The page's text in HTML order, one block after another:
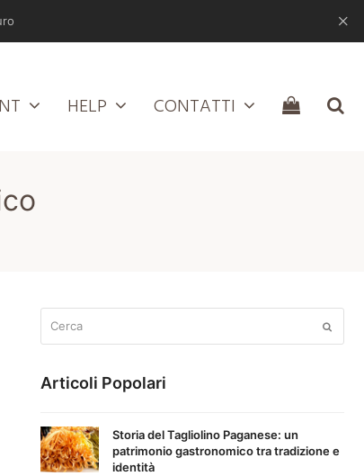
HELP CONTATTI
Articoli Popolari
Storia del Tagliolino Paganese: un
patrimonio gastronomico tra tradizione e
identità